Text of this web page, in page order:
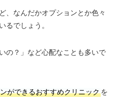
、なんだかオプションとか色々
るでしょう。
の？」など心配なことも多いで
ができるおすすめクリニックを